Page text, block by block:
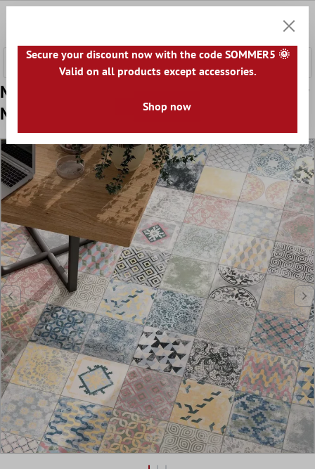
Model Aspect Tiglă De Ciment Gresie Decor
Mexico Mix
Secure your discount now with the code SOMMER5 🌞
Valid on all products except accessories.
Shop now